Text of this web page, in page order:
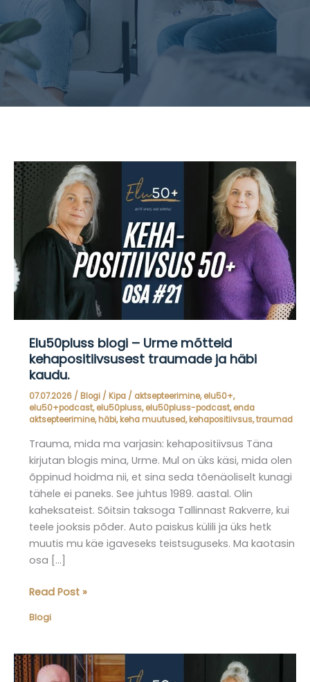
Elu50pluss blogi – Urme mõtteid
kehapositiivsusest traumade ja häbi
kaudu.
07.07.2026 / Blogi/ Kipa / aktsepteerimine,elu50+,
elu50+podcast,elu50pluss,elu50pluss-podcast,enda
aktsepteerimine,häbi,keha muutused,kehapositiivsus,traumad
Trauma, mida ma varjasin: kehapositiivsus Täna
kirjutan blogis mina, Urme. Mul on üks käsi, mida olen
õppinud hoidma nii, et sina seda tõenäoliselt kunagi
tähele ei paneks. See juhtus 1989. aastal. Olin
kaheksateist. Sõitsin taksoga Tallinnast Rakverre, kui
teele jooksis põder. Auto paiskus külili ja üks hetk
muutis mu käe igaveseks teistsuguseks. Ma kaotasin
osa […]
Elu50pluss
–
mõtteid
kehapositiivsusest
Read Post »
Blogi